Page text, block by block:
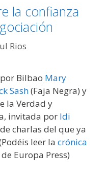
la confianza
Rios
Bilbao Mary
Sash(Faja Negra) y
la Verdad y
invitada por Idi
charlas del que ya
leer la crónica
Europa Press)